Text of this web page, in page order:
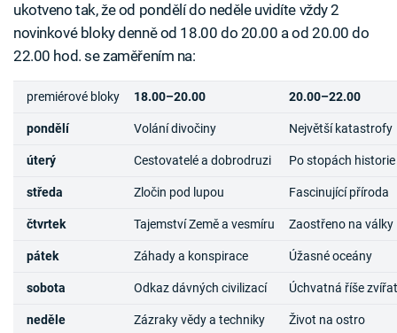
ukotveno tak, že od pondělí do neděle uvidíte vždy 2
novinkové bloky denně od 18.00 do 20.00 a od 20.00 do
22.00 hod. se zaměřením na:
premiérové bloky 18.00–20.00 20.00–22.00
pondělí Volání divočiny Největší katastrofy
úterý Cestovatelé a dobrodruzi Po stopách historie
středa Zločin pod lupou Fascinující příroda
čtvrtek Tajemství Země a vesmíru Zaostřeno na války
pátek Záhady a konspirace Úžasné oceány
sobota Odkaz dávných civilizací Úchvatná říše zvířat
neděle Zázraky vědy a techniky Život na ostro